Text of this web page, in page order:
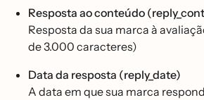
Resposta ao conteúdo
Resposta da sua marca à
de 3.000 caracteres)
Data da resposta (reply_date)
A data em que sua marca